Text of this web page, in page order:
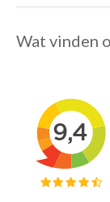
Wat vinden